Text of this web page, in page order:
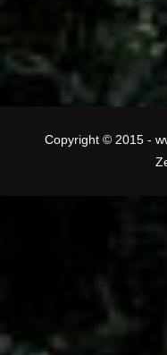
Copyright © 2015 -